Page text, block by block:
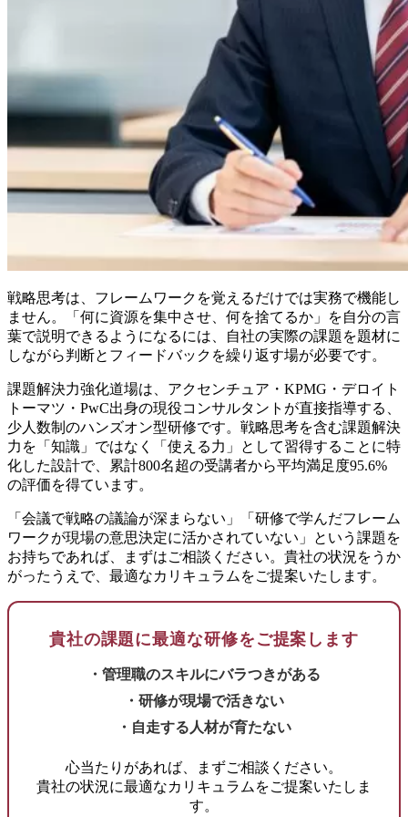
戦略思考は、フレームワークを覚えるだけでは実務で機能し
ません。「何に資源を集中させ、何を捨てるか」を自分の言
葉で説明できるようになるには、自社の実際の課題を題材に
しながら判断とフィードバックを繰り返す場が必要です。
課題解決力強化道場は、アクセンチュア・KPMG・デロイト
トーマツ・PwC出身の現役コンサルタントが直接指導する、
少人数制のハンズオン型研修です。戦略思考を含む課題解決
力を「知識」ではなく「使える力」として習得することに特
化した設計で、累計800名超の受講者から平均満足度95.6%
の評価を得ています。
「会議で戦略の議論が深まらない」「研修で学んだフレーム
ワークが現場の意思決定に活かされていない」という課題を
お持ちであれば、まずはご相談ください。貴社の状況をうか
がったうえで、最適なカリキュラムをご提案いたします。
貴社の課題に最適な研修をご提案します
・管理職のスキルにバラつきがある
・研修が現場で活きない
・自走する人材が育たない
心当たりがあれば、まずご相談ください。
貴社の状況に最適なカリキュラムをご提案いたしま
す。